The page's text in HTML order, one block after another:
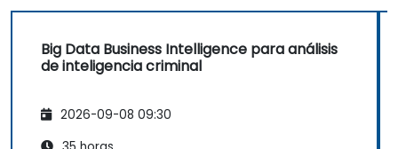
Big Data Business Intelligence para análisis
de inteligencia criminal
2026-09-08 09:30